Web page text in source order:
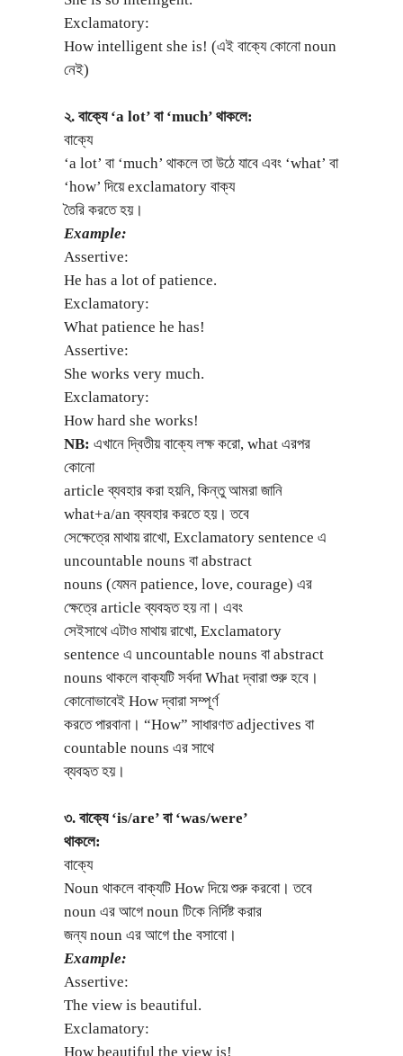
Exclamatory:
How intelligent she is! (এই বাক্যে কোনো noun
নেই)
২. বাক্যে ‘a lot’ বা ‘much’ থাকলে:
বাক্যে
‘a lot’ বা ‘much’ থাকলে তা উঠে যাবে এবং ‘what’ বা
‘how’ দিয়ে exclamatory বাক্য
তৈরি করতে হয়।
Example:
Assertive:
He has a lot of patience.
Exclamatory:
What patience he has!
Assertive:
She works very much.
Exclamatory:
How hard she works!
NB: এখানে দ্বিতীয় বাক্যে লক্ষ করো, what এরপর
কোনো
article ব্যবহার করা হয়নি, কিন্তু আমরা জানি
what+a/an ব্যবহার করতে হয়। তবে
সেক্ষেত্রে মাথায় রাখো, Exclamatory sentence এ
uncountable nouns বা abstract
nouns (যেমন patience, love, courage) এর
ক্ষেত্রে article ব্যবহৃত হয় না। এবং
সেইসাথে এটাও মাথায় রাখো, Exclamatory
sentence এ uncountable nouns বা abstract
nouns থাকলে বাক্যটি সর্বদা What দ্বারা শুরু হবে।
কোনোভাবেই How দ্বারা সম্পূর্ণ
করতে পারবানা। “How” সাধারণত adjectives বা
countable nouns এর সাথে
ব্যবহৃত হয়।
৩. বাক্যে ‘is/are’ বা ‘was/were’
থাকলে:
বাক্যে
Noun থাকলে বাক্যটি How দিয়ে শুরু করবো। তবে
noun এর আগে noun টিকে নির্দিষ্ট করার
জন্য noun এর আগে the বসাবো।
Example:
Assertive:
The view is beautiful.
Exclamatory:
How beautiful the view is!